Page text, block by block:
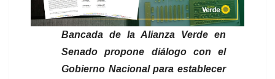
Bancada de la Alianza Verde en
Senado propone diálogo con el
Gobierno Nacional para establecer